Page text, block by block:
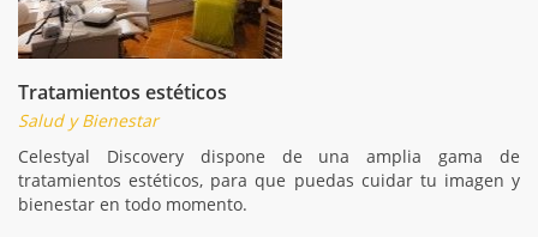
Tratamientos estéticos
Salud y Bienestar
Celestyal Discovery dispone de una amplia gama de
tratamientos estéticos, para que puedas cuidar tu imagen y
bienestar en todo momento.